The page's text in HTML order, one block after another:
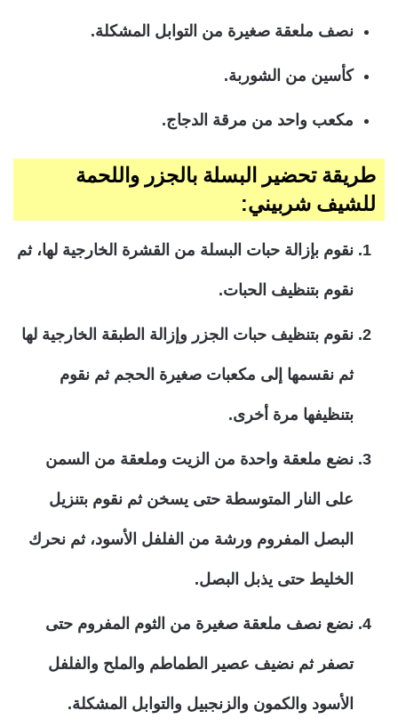
نصف ملعقة صغيرة من التوابل المشكلة.
كأسين من الشوربة.
مكعب واحد من مرقة الدجاج.
طريقة تحضير البسلة بالجزر واللحمة
للشيف شربيني:
نقوم بإزالة حبات البسلة من القشرة الخارجية لها، ثم
نقوم بتنظيف الحبات.
نقوم بتنظيف حبات الجزر وإزالة الطبقة الخارجية لها
ثم نقسمها إلى مكعبات صغيرة الحجم ثم نقوم
بتنظيفها مرة أخرى.
نضع ملعقة واحدة من الزيت وملعقة من السمن
على النار المتوسطة حتى يسخن ثم نقوم بتنزيل
البصل المفروم ورشة من الفلفل الأسود، ثم نحرك
الخليط حتى يذبل البصل.
نضع نصف ملعقة صغيرة من الثوم المفروم حتى
تصفر ثم نضيف عصير الطماطم والملح والفلفل
الأسود والكمون والزنجبيل والتوابل المشكلة.